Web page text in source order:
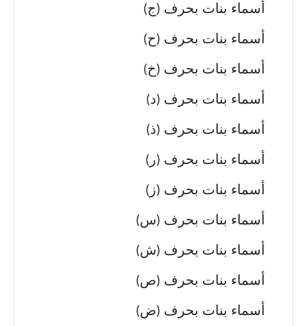
أسماء بنات بحرف (ج)
أسماء بنات بحرف (ح)
أسماء بنات بحرف (خ)
أسماء بنات بحرف (د)
أسماء بنات بحرف (ذ)
أسماء بنات بحرف (ر)
أسماء بنات بحرف (ز)
أسماء بنات بحرف (س)
أسماء بنات بحرف (ش)
أسماء بنات بحرف (ص)
أسماء بنات بحرف (ض)